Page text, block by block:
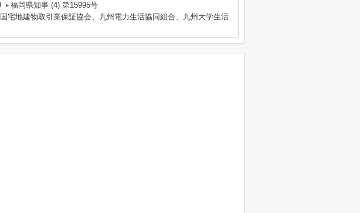
福岡県知事 (4) 第15995号
宅地建物取引業保証協会、九州電力生活協同組合、九州大学生活